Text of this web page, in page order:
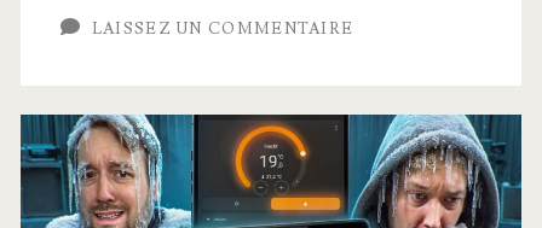
LAISSEZ UN COMMENTAIRE